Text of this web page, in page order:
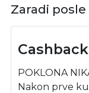
Zaradi
POKLONA
Nakon prve